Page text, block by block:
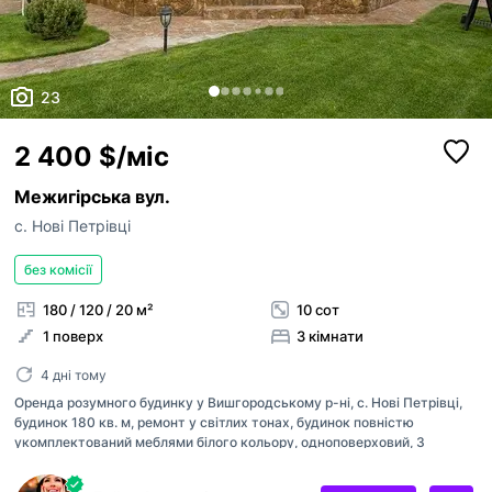
23
2 400 $/міс
Межигірська вул.
с. Нові Петрівці
без комісії
180 / 120 / 20 м²
1 поверх
10 сот
3 кімнати
4 дні тому
Оренда розумного будинку у Вишгородському р-ні, с. Нові Петрівці,
будинок 180 кв. м, ремонт у світлих тонах, будинок повністю
укомплектований меблями білого кольору, одноповерховий, 3
кухня/їдальня/вітальня (65 м²), стеля 9 м, є вся побутова техніка, 2